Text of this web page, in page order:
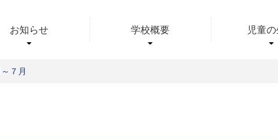
お知らせ
学校概要 児童
７月